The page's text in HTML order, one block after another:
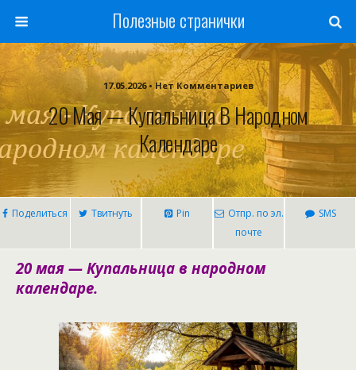
Полезные странички
17.05.2026 • Нет Комментариев
20 Мая — Купальница В Народном
Календаре
Поделиться Твитнуть Pin
Отпр. по эл.
почте
SMS
20 мая — Купальница в народном
календаре.